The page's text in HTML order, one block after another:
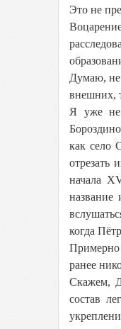
Это не
Думаю, не
внешних,
Я уже не
как село
отрезать
начала
название
когда
Примерно
ранее
Скажем,
состав